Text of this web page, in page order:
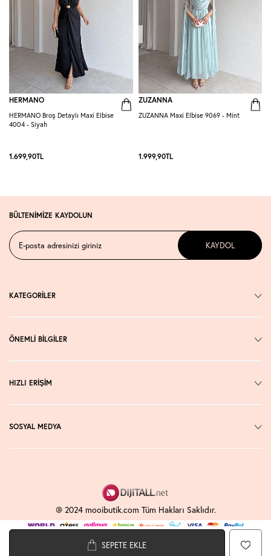
SEPETE EKLE
HERMANO
HERMANO Broş Detaylı Maxi Elbise
4004 - Siyah
1.699,90TL
ZUZANNA
ZUZANNA Maxi Elbise 9069 - Mint
1.999,90TL
BÜLTENİMİZE KAYDOLUN
KAYDOL
KATEGORİLER
ÖNEMLİ BİLGİLER
HIZLI ERİŞİM
SOSYAL MEDYA
@ 2024 mooibutik.com Tüm Hakları Saklıdır.
-SoftE-Ticaret